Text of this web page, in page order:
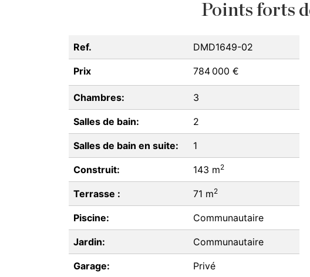
Points forts
Ref. DMD1649-02
Prix 784 000 €
Chambres: 3
Salles de bain: 2
Salles de bain en suite: 1
Construit: 143 m2
Terrasse : 71 m2
Piscine: Communautaire
Jardin: Communautaire
Garage: Privé